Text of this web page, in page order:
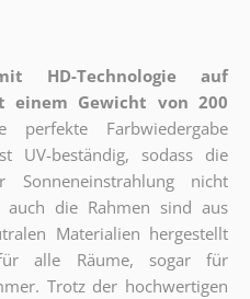
HD-Technologie auf
einem Gewicht von 200
perfekte Farbwiedergabe
UV-beständig, sodass die
nicht
die Rahmen sind aus
Materialien hergestellt
alle Räume, sogar für
Trotz der hochwertigen